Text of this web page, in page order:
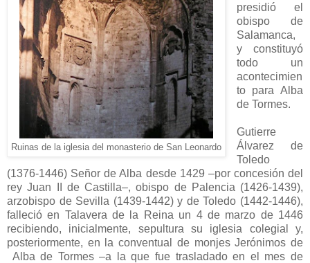
Ruinas de la iglesia del monasterio de San Leonardo
presidió el
obispo de
Salamanca,
y constituyó
todo un
acontecimien
to para Alba
de Tormes.
Gutierre
Álvarez de
Toledo
(1376-1446) Señor de Alba desde 1429 –por concesión del
rey Juan II de Castilla–, obispo de Palencia (1426-1439),
arzobispo de Sevilla (1439-1442) y de Toledo (1442-1446),
falleció en Talavera de la Reina un 4 de marzo de 1446
recibiendo, inicialmente, sepultura su iglesia colegial y,
posteriormente, en la conventual de monjes Jerónimos de
Alba de Tormes –a la que fue trasladado en el mes de